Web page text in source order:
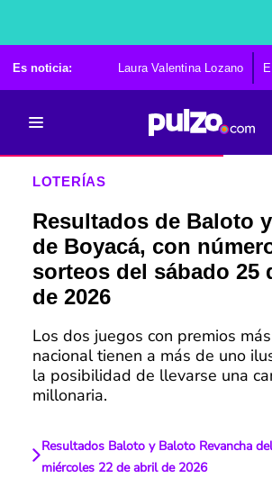
Es noticia: Laura Valentina Lozano
LOTERÍAS
Resultados de Baloto
de Boyacá, con
sorteos del sábado 25
de 2026
Los dos juegos con premios
nacional tienen a más de uno
la posibilidad de llevarse una
millonaria.
Resultados Baloto y Baloto Revancha
miércoles 22 de abril de 2026